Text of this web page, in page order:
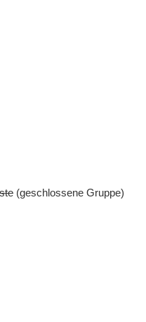
(geschlossene Gruppe)